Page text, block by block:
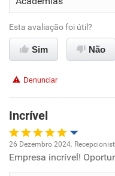
Esta avaliação foi útil?
Sim Não
Denunciar
Incrível
Oportunidade de
26 Dezembro 2024.
Empresa incrível!